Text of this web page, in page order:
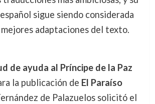
sigue siendo considerada
mejores adaptaciones del texto.
de ayuda al Príncipe de la Paz
la publicación de El Paraíso
de Palazuelos solicitó el